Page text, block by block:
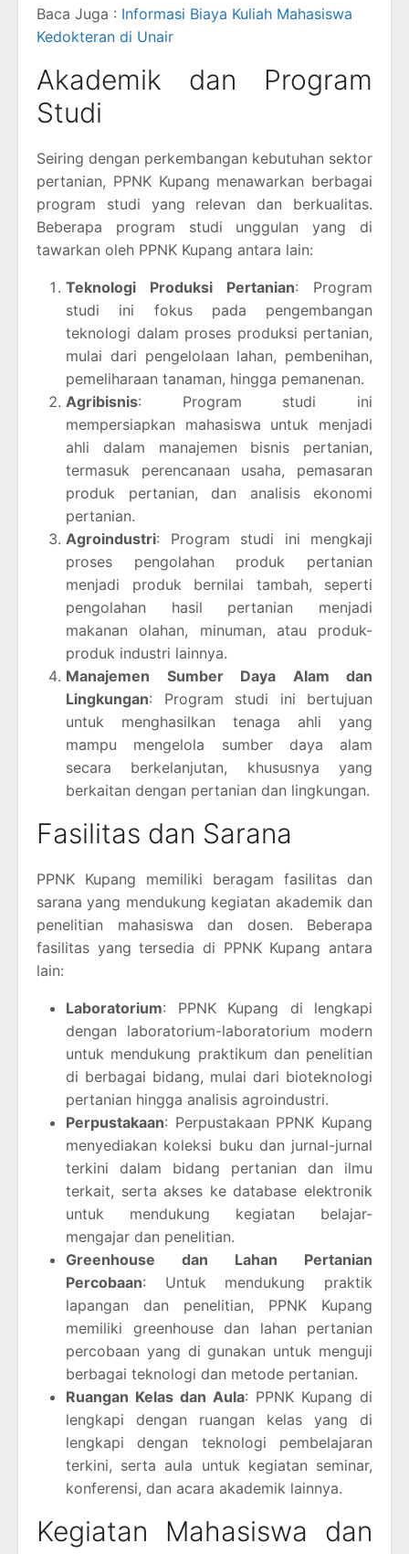
Baca Juga : Informasi Biaya Kuliah Mahasiswa
Kedokteran di Unair
Akademik dan Program
Studi
Seiring dengan perkembangan kebutuhan sektor
pertanian, PPNK Kupang menawarkan berbagai
program studi yang relevan dan berkualitas.
Beberapa program studi unggulan yang di
tawarkan oleh PPNK Kupang antara lain:
Teknologi Produksi Pertanian: Program
studi ini fokus pada pengembangan
teknologi dalam proses produksi pertanian,
mulai dari pengelolaan lahan, pembenihan,
pemeliharaan tanaman, hingga pemanenan.
Agribisnis: Program studi ini
mempersiapkan mahasiswa untuk menjadi
ahli dalam manajemen bisnis pertanian,
termasuk perencanaan usaha, pemasaran
produk pertanian, dan analisis ekonomi
pertanian.
Agroindustri: Program studi ini mengkaji
proses pengolahan produk pertanian
menjadi produk bernilai tambah, seperti
pengolahan hasil pertanian menjadi
makanan olahan, minuman, atau produk-
produk industri lainnya.
Manajemen Sumber Daya Alam dan
Lingkungan: Program studi ini bertujuan
untuk menghasilkan tenaga ahli yang
mampu mengelola sumber daya alam
secara berkelanjutan, khususnya yang
berkaitan dengan pertanian dan lingkungan.
Fasilitas dan Sarana
PPNK Kupang memiliki beragam fasilitas dan
sarana yang mendukung kegiatan akademik dan
penelitian mahasiswa dan dosen. Beberapa
fasilitas yang tersedia di PPNK Kupang antara
lain:
Laboratorium: PPNK Kupang di lengkapi
dengan laboratorium-laboratorium modern
untuk mendukung praktikum dan penelitian
di berbagai bidang, mulai dari bioteknologi
pertanian hingga analisis agroindustri.
Perpustakaan: Perpustakaan PPNK Kupang
menyediakan koleksi buku dan jurnal-jurnal
terkini dalam bidang pertanian dan ilmu
terkait, serta akses ke database elektronik
untuk mendukung kegiatan belajar-
mengajar dan penelitian.
Greenhouse dan Lahan Pertanian
Percobaan: Untuk mendukung praktik
lapangan dan penelitian, PPNK Kupang
memiliki greenhouse dan lahan pertanian
percobaan yang di gunakan untuk menguji
berbagai teknologi dan metode pertanian.
Ruangan Kelas dan Aula: PPNK Kupang di
lengkapi dengan ruangan kelas yang di
lengkapi dengan teknologi pembelajaran
terkini, serta aula untuk kegiatan seminar,
konferensi, dan acara akademik lainnya.
Kegiatan Mahasiswa dan